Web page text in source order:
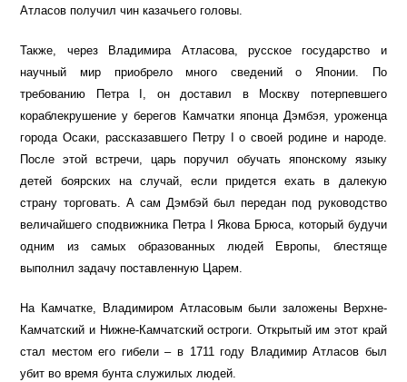
Атласов получил чин казачьего головы.
Также, через Владимира Атласова, русское государство и
научный мир приобрело много сведений о Японии. По
требованию Петра I, он доставил в Москву потерпевшего
кораблекрушение у берегов Камчатки японца Дэмбэя, уроженца
города Осаки, рассказавшего Петру I о своей родине и народе.
После этой встречи, царь поручил обучать японскому языку
детей боярских на случай, если придется ехать в далекую
страну торговать. А сам Дэмбэй был передан под руководство
величайшего сподвижника Петра I Якова Брюса, который будучи
одним из самых образованных людей Европы, блестяще
выполнил задачу поставленную Царем.
На Камчатке, Владимиром Атласовым были заложены Верхне-
Камчатский и Нижне-Камчатский остроги. Открытый им этот край
стал местом его гибели – в 1711 году Владимир Атласов был
убит во время бунта служилых людей.